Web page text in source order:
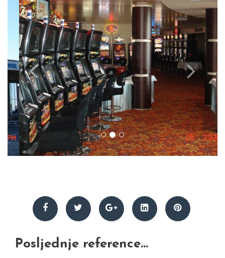
Posljednje reference...